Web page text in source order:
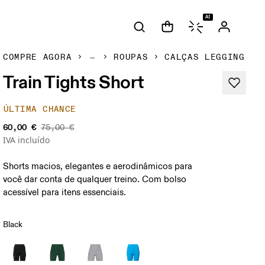
AI
COMPRE AGORA ROUPAS CALÇAS LEGGING
Train Tights Short
ÚLTIMA CHANCE
60,00 € 75,00 €
IVA incluído
Shorts macios, elegantes e aerodinâmicos para
você dar conta de qualquer treino. Com bolso
acessível para itens essenciais.
Black